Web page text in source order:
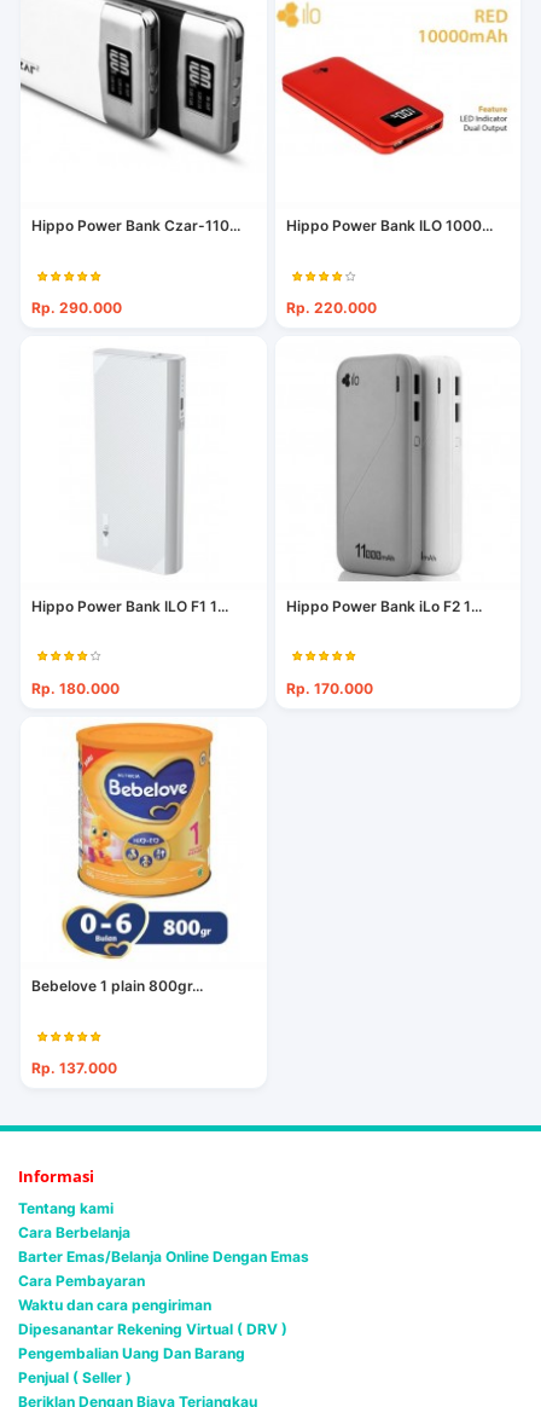
Hippo Power Bank Czar-110...
Rp. 290.000
Hippo Power Bank ILO 1000...
Rp. 220.000
Hippo Power Bank ILO F1 1...
Rp. 180.000
Hippo Power Bank iLo F2 1...
Rp. 170.000
Bebelove 1 plain 800gr...
Rp. 137.000
Informasi
Tentang kami
Cara Berbelanja
Barter Emas/Belanja Online Dengan Emas
Cara Pembayaran
Waktu dan cara pengiriman
Dipesanantar Rekening Virtual ( DRV )
Pengembalian Uang Dan Barang
Penjual ( Seller )
Beriklan Dengan Biaya Terjangkau